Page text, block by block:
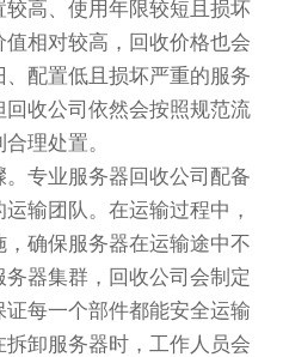
高、使用年限较短且损坏
相对较高，回收价格也会
配置低且损坏严重的服务
收公司依然会按照规范流
理处置。
专业服务器回收公司配备
输团队。在运输过程中，
确保服务器在运输途中不
器集群，回收公司会制定
每一个部件都能安全运输
卸服务器时，工作人员会